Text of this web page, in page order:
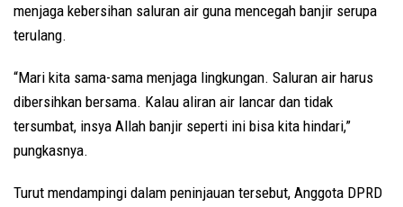
menjaga kebersihan saluran air guna mencegah banjir serupa
terulang.
“Mari kita sama-sama menjaga lingkungan. Saluran air harus
dibersihkan bersama. Kalau aliran air lancar dan tidak
tersumbat, insya Allah banjir seperti ini bisa kita hindari,”
pungkasnya.
Turut mendampingi dalam peninjauan tersebut, Anggota DPRD